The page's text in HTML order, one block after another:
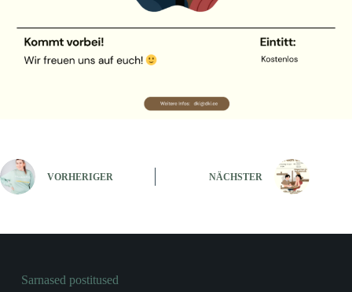
VORHERIGER NÄCHSTER
Sarnased postitused